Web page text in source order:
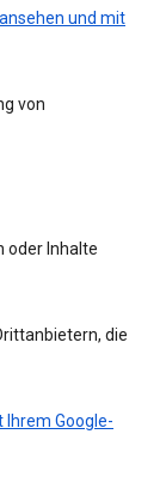
und mit
von
oder Inhalte
die
Ihrem Google-